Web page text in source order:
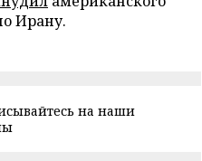
Ирану.
на наши